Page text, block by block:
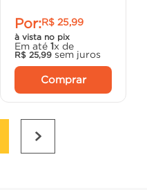
Por:R$ 25,99
à vista no pix
Em até 1x de
R$ 25,99 sem juros
Comprar